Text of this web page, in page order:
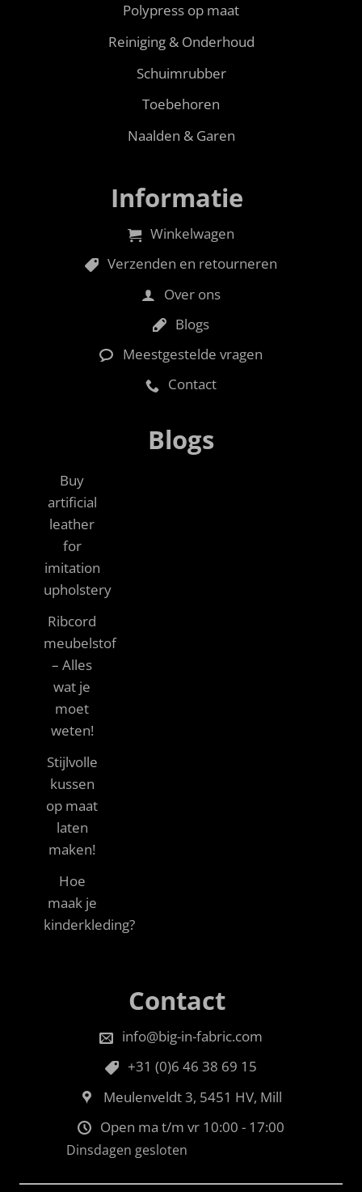
Polypress op maat
Reiniging & Onderhoud
Schuimrubber
Toebehoren
Naalden & Garen
Informatie
Winkelwagen
Verzenden en retourneren
Over ons
Blogs
Meestgestelde vragen
Contact
Blogs
Buy
artificial
leather
for
imitation
upholstery
Ribcord
meubelstof
– Alles
wat je
moet
weten!
Stijlvolle
kussen
op maat
laten
maken!
Hoe
maak je
kinderkleding?
Contact
info@big-in-fabric.com
+31 (0)6 46 38 69 15
Meulenveldt 3, 5451 HV, Mill
Open ma t/m vr 10:00 - 17:00
Dinsdagen gesloten